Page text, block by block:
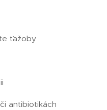
ťažoby
antibiotikách